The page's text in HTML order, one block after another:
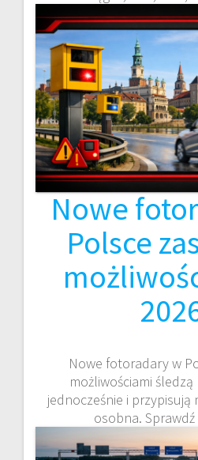
Nowe
Polsce
Nowe fotoradary w
możliwościami
jednocześnie i przypisują
osobna.